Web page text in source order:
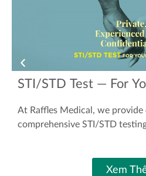
STI/STD Test — For
At Raffles Medical, we provide
comprehensive STI/STD
appointments welcome.Xem